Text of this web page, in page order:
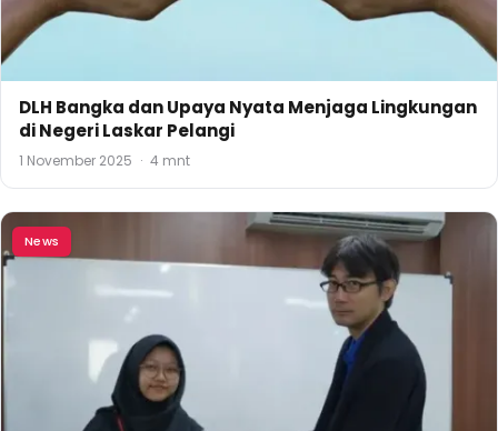
DLH Bangka dan Upaya Nyata Menjaga Lingkungan
di Negeri Laskar Pelangi
1 November 2025 · 4 mnt
News